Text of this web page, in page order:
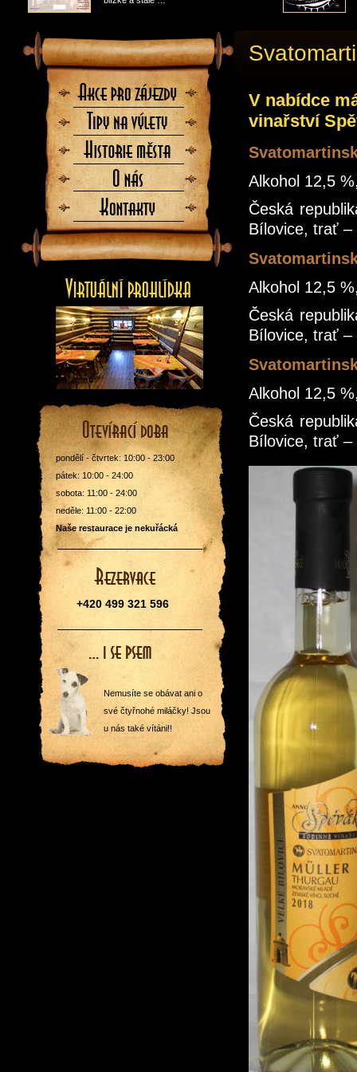
V nabídce
vinařství
Alkohol 12,5
Česká
Bílovice, trať –
Alkohol 12,5
Česká
Bílovice, trať –
Alkohol 12,5
Česká
Bílovice, trať –
pro
zájezdy
Tipy
na
Historie
města
nás
Kontaktujte
nás
pondělí - čtvrtek: 10:00 - 23:00
pátek: 10:00 - 24:00
sobota: 11:00 - 24:00
neděle: 11:00 - 22:00
Naše restaurace je nekuřácká
+420 499 321 596
Nemusíte se obávat ani o
své čtyřnohé miláčky! Jsou
u nás také vítáni!!